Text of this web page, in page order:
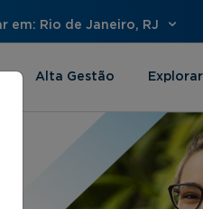
em: Rio de Janeiro, RJ
Alta Gestão Explorar